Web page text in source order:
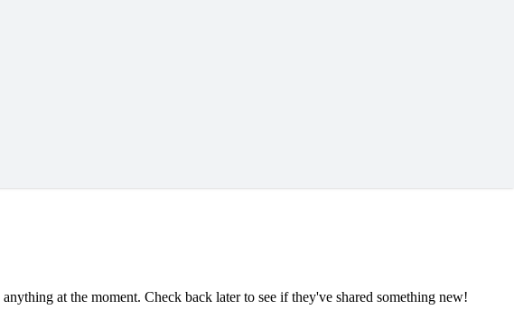
at the moment. Check back later to see if they've shared something new!